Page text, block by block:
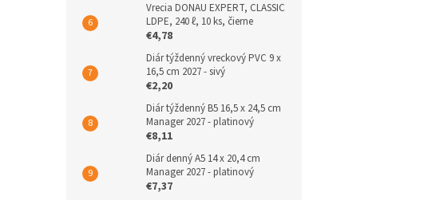
Vrecia DONAU EXPERT, CLASSIC
LDPE, 240 ℓ, 10 ks, čierne
€4,78
Diár týždenný vreckový PVC 9 x
16,5 cm 2027 - sivý
€2,20
Diár týždenný B5 16,5 x 24,5 cm
Manager 2027 - platinový
€8,11
Diár denný A5 14 x 20,4 cm
Manager 2027 - platinový
€7,37